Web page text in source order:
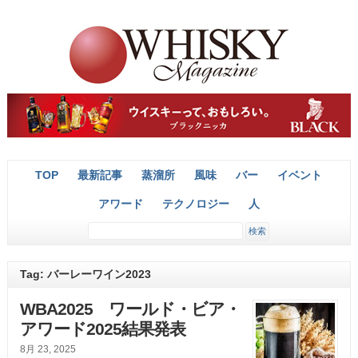
TOP 最新記事 蒸溜所 風味 バー イベント
アワード テクノロジー 人
Tag: バーレーワイン2023
WBA2025 ワールド・ビア・
アワード2025結果発表
8月 23, 2025